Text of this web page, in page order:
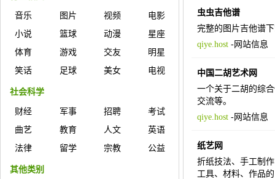
音乐 图片 视频
电影
小说
篮球 动漫
星座
体育
游戏 交友
明星
笑话
足球 美女 电视
社会科学
财经 军事 招聘
考试
曲艺
教育 人文
英语
法律
留学 宗教 公益
其他类别
虫虫吉他谱
完整的图片吉他谱
qiye.host-网站信息
中国二胡艺术网
一个关于二胡的综
交流等。
qiye.host-网站信息
纸艺网
折纸技法、手工制
工具、材料、作品